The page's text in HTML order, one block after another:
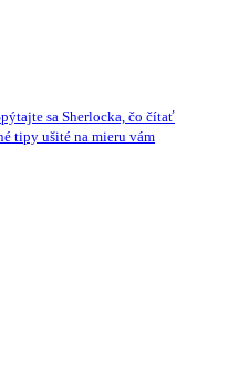
sa Sherlocka, čo čítať
tipy ušité na mieru vám